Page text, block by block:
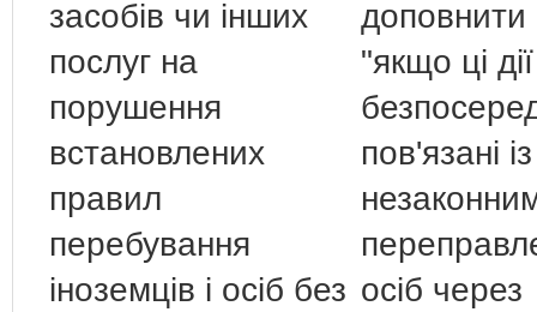
засобів чи інших
послуг на
порушення
встановлених
правил
перебування
іноземців і осіб без
"якщо ці дії
пов'язані із
осіб через